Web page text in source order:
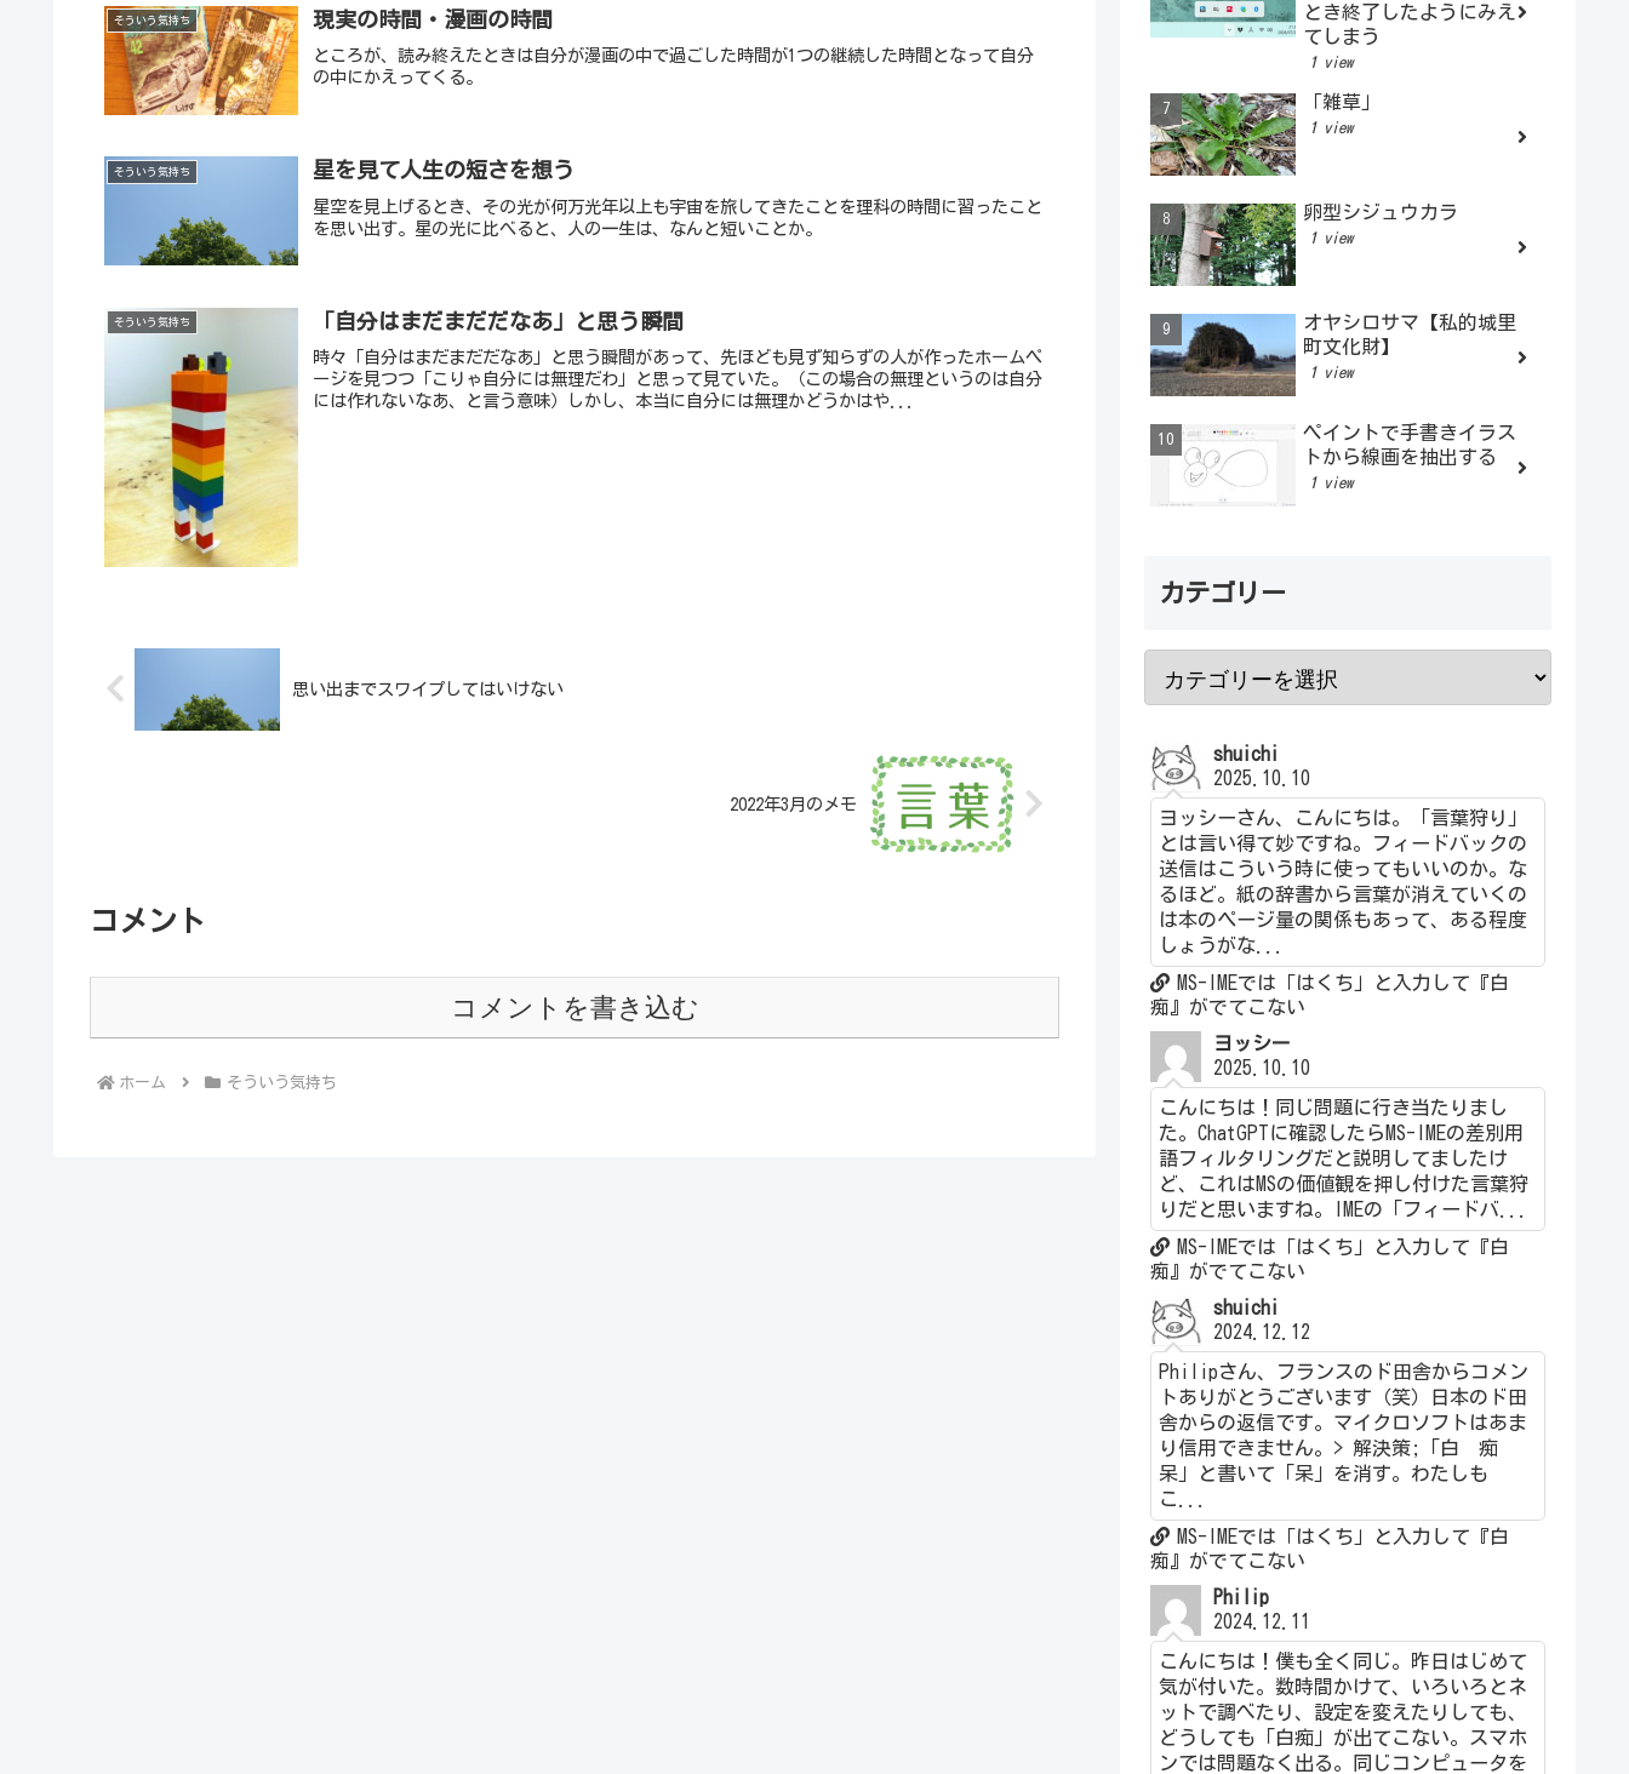
そういう気持ち 現実の時間・漫画の時間
ところが、読み終えたときは自分が漫画の中で過ごした時間が1つの継続した時間となって自分
の中にかえってくる。
そういう気持ち 星を見て人生の短さを想う
星空を見上げるとき、その光が何万光年以上も宇宙を旅してきたことを理科の時間に習ったこと
を思い出す。星の光に比べると、人の一生は、なんと短いことか。
そういう気持ち 「自分はまだまだだなあ」と思う瞬間
時々「自分はまだまだだなあ」と思う瞬間があって、先ほども見ず知らずの人が作ったホームペ
ージを見つつ「こりゃ自分には無理だわ」と思って見ていた。（この場合の無理というのは自分
には作れないなあ、と言う意味）しかし、本当に自分には無理かどうかはや...
思い出までスワイプしてはいけない
2022年3月のメモ
コメント
コメントを書き込む
ホーム そういう気持ち
とき終了したようにみえ
てしまう
1 view
「雑草」
1 view
卵型シジュウカラ
1 view
オヤシロサマ【私的城里
町文化財】
1 view
ペイントで手書きイラス
トから線画を抽出する
1 view
カテゴリー
shuichi
2025.10.10
ヨッシーさん、こんにちは。「言葉狩り」
とは言い得て妙ですね。フィードバックの
送信はこういう時に使ってもいいのか。な
るほど。紙の辞書から言葉が消えていくの
は本のページ量の関係もあって、ある程度
しょうがな...
MS-IMEでは「はくち」と入力して『白
痴』がでてこない
ヨッシー
2025.10.10
こんにちは！同じ問題に行き当たりまし
た。ChatGPTに確認したらMS-IMEの差別用
語フィルタリングだと説明してましたけ
ど、これはMSの価値観を押し付けた言葉狩
りだと思いますね。IMEの「フィードバ...
MS-IMEでは「はくち」と入力して『白
痴』がでてこない
shuichi
2024.12.12
Philipさん、フランスのド田舎からコメン
トありがとうございます（笑）日本のド田
舎からの返信です。マイクロソフトはあま
り信用できません。> 解決策;「白 痴
呆」と書いて「呆」を消す。わたしも
こ...
MS-IMEでは「はくち」と入力して『白
痴』がでてこない
Philip
2024.12.11
こんにちは！僕も全く同じ。昨日はじめて
気が付いた。数時間かけて、いろいろとネ
ットで調べたり、設定を変えたりしても、
どうしても「白痴」が出てこない。スマホ
ンでは問題なく出る。同じコンピュータを